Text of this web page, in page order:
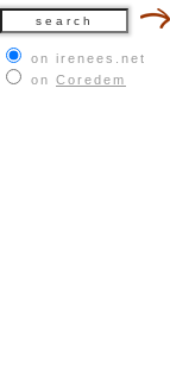
on irenees.net
on Coredem